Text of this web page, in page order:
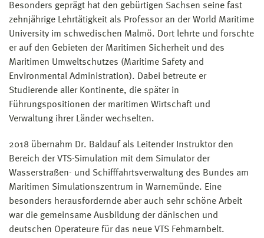
Besonders geprägt hat den gebürtigen Sachsen seine fast
zehnjährige Lehrtätigkeit als Professor an der World Maritime
University im schwedischen Malmö. Dort lehrte und forschte
er auf den Gebieten der Maritimen Sicherheit und des
Maritimen Umweltschutzes (Maritime Safety and
Environmental Administration). Dabei betreute er
Studierende aller Kontinente, die später in
Führungspositionen der maritimen Wirtschaft und
Verwaltung ihrer Länder wechselten.
2018 übernahm Dr. Baldauf als Leitender Instruktor den
Bereich der VTS-Simulation mit dem Simulator der
Wasserstraßen- und Schifffahrtsverwaltung des Bundes am
Maritimen Simulationszentrum in Warnemünde. Eine
besonders herausfordernde aber auch sehr schöne Arbeit
war die gemeinsame Ausbildung der dänischen und
deutschen Operateure für das neue VTS Fehmarnbelt.